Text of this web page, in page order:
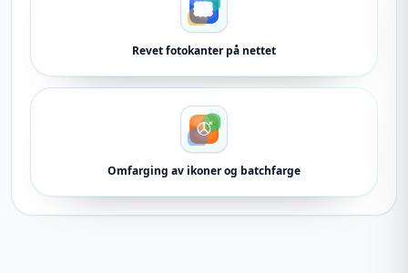
Revet fotokanter på nettet
Omfarging av ikoner og batchfarge